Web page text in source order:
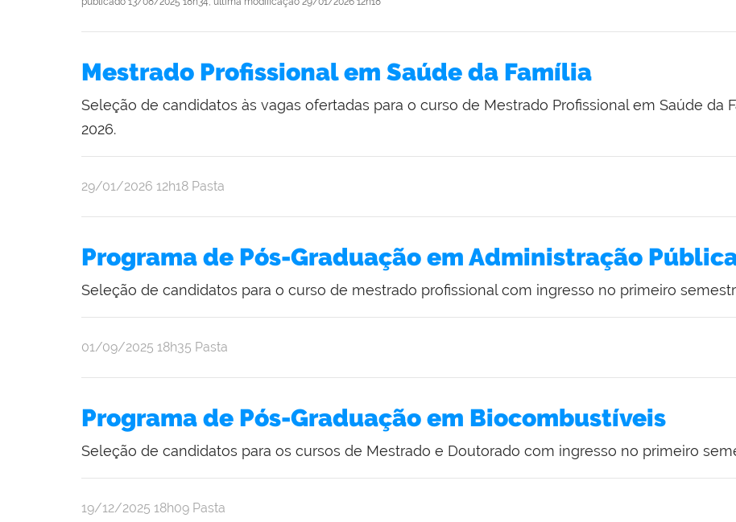
Mestrado Profissional em Saúde da Família
Seleção de candidatos às vagas ofertadas para o curso de Mestrado Profissional em Saúde da
2026.
publicado
29/01/2026 12h18 Pasta
Programa de Pós-Graduação em Administração
Seleção de candidatos para o curso de mestrado profissional com ingresso no primeiro
publicado
01/09/2025 18h35 Pasta
Programa de Pós-Graduação em Biocombustíveis
Seleção de candidatos para os cursos de Mestrado e Doutorado com ingresso no primeiro
publicado
19/12/2025 18h09 Pasta